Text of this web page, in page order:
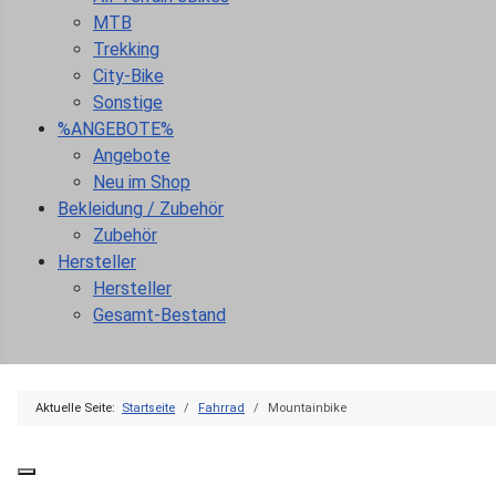
MTB
Trekking
City-Bike
Sonstige
%ANGEBOTE%
Angebote
Neu im Shop
Bekleidung / Zubehör
Zubehör
Hersteller
Hersteller
Gesamt-Bestand
Aktuelle Seite: Startseite Fahrrad Mountainbike